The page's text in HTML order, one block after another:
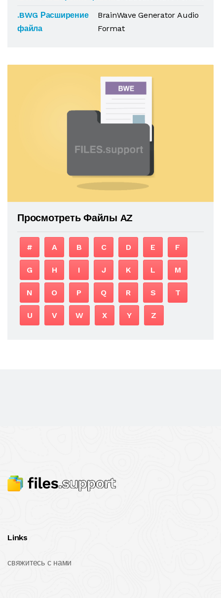
.BWG Расширение
файла
BrainWave Generator Audio
Format
Просмотреть Файлы AZ
# A B C D E F
G H I J K L M
N O P Q R S T
U V W X Y Z
Links
свяжитесь с нами